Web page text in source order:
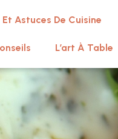
Astuces De Cuisine
L’art À Table